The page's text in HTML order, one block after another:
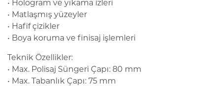
• Hologram ve yıkama izleri
• Matlaşmış yüzeyler
• Hafif çizikler
• Boya koruma ve finisaj işlemleri
Teknik Özellikler:
• Max. Polisaj Süngeri Çapı: 80 mm
• Max. Tabanlık Çapı: 75 mm